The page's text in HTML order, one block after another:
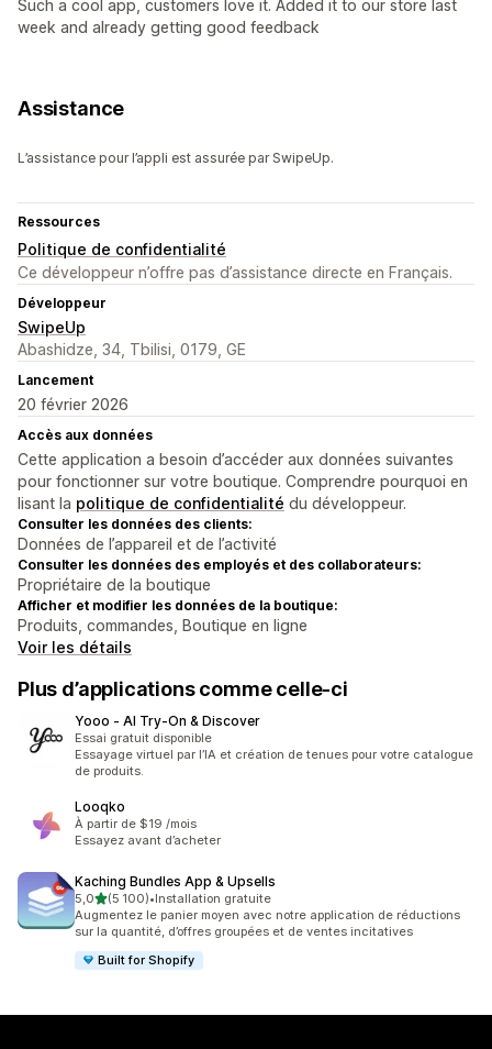
Such a cool app, customers love it. Added it to our store last
week and already getting good feedback
Assistance
L’assistance pour l’appli est assurée par SwipeUp.
Ressources
Politique de confidentialité
Ce développeur n’offre pas d’assistance directe en Français.
Développeur
SwipeUp
Abashidze, 34, Tbilisi, 0179, GE
Lancement
20 février 2026
Accès aux données
Cette application a besoin d’accéder aux données suivantes
pour fonctionner sur votre boutique. Comprendre pourquoi en
lisant la politique de confidentialité du développeur.
Consulter les données des clients:
Données de l’appareil et de l’activité
Consulter les données des employés et des collaborateurs:
Propriétaire de la boutique
Afficher et modifier les données de la boutique:
Produits, commandes, Boutique en ligne
Voir les détails
Plus d’applications comme celle-ci
Yooo ‑ AI Try‑On & Discover
Essai gratuit disponible
Essayage virtuel par l’IA et création de tenues pour votre catalogue
de produits.
Looqko
À partir de $19 /mois
Essayez avant d’acheter
Kaching Bundles App & Upsells
5,0étoile(s) sur 5
(5 100)
5100 avis au total
•Installation gratuite
Augmentez le panier moyen avec notre application de réductions
sur la quantité, d’offres groupées et de ventes incitatives
Built for Shopify